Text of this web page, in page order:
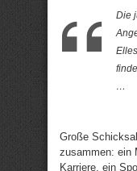
Die
…
Große
zusammen: ein
Karriere, ein